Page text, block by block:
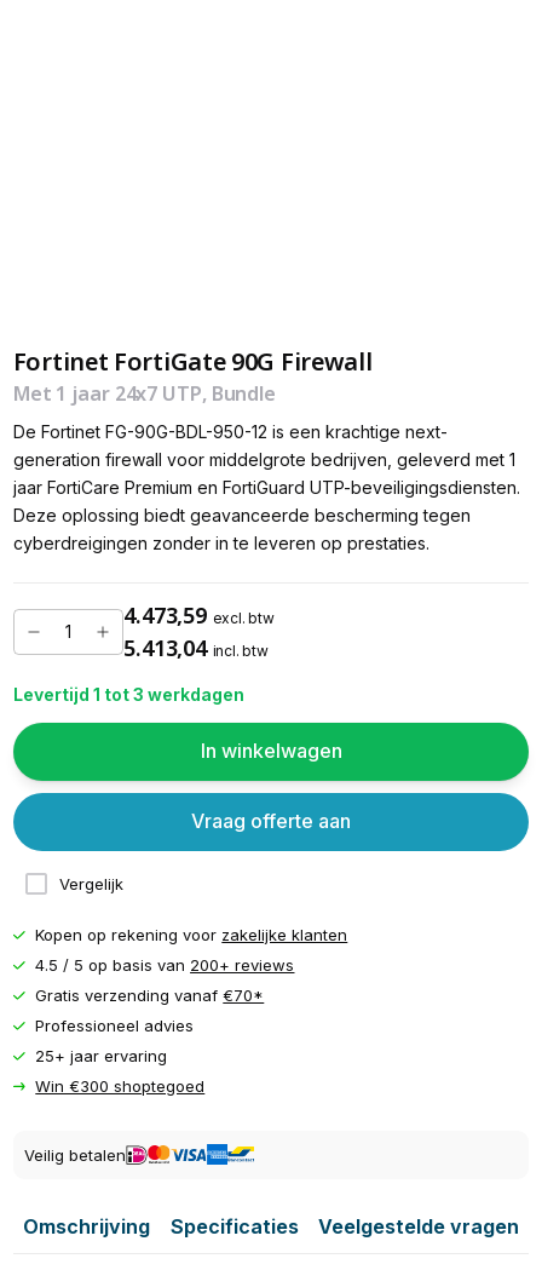
Fortinet FortiGate 90G Firewall
Met 1 jaar 24x7 UTP, Bundle
De Fortinet FG-90G-BDL-950-12 is een krachtige next-
generation firewall voor middelgrote bedrijven, geleverd met 1
jaar FortiCare Premium en FortiGuard UTP-beveiligingsdiensten.
Deze oplossing biedt geavanceerde bescherming tegen
cyberdreigingen zonder in te leveren op prestaties.
4.473,59 excl. btw
5.413,04 incl. btw
Levertijd 1 tot 3 werkdagen
In winkelwagen
Vergelijk
Vraag offerte aan
Kopen op rekening voor zakelijke klanten
4.5 / 5 op basis van 200+ reviews
Gratis verzending vanaf€70*
Professioneel advies
25+ jaar ervaring
Win €300 shoptegoed
Veilig betalen
Omschrijving Specificaties Veelgestelde vragen